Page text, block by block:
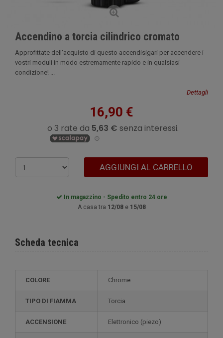
Accendino a torcia cilindrico cromato
Approfittate dell'acquisto di questo accendisigari per accendere i
vostri moduli in modo estremamente rapido e in qualsiasi
condizione! ...
Dettagli
16,90 €
AGGIUNGI AL CARRELLO
In magazzino - Spedito entro 24 ore
A casa tra 12/08e 15/08
Scheda tecnica
COLORE Chrome
TIPO DI FIAMMA Torcia
ACCENSIONE elettronico (piezo)